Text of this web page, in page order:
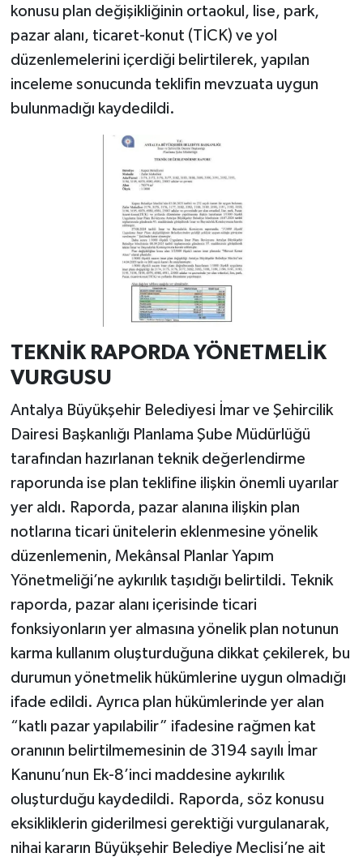
konusu plan değişikliğinin ortaokul, lise, park,
pazar alanı, ticaret-konut (TİCK) ve yol
düzenlemelerini içerdiği belirtilerek, yapılan
inceleme sonucunda teklifin mevzuata uygun
bulunmadığı kaydedildi.
TEKNİK RAPORDA YÖNETMELİK
VURGUSU
Antalya Büyükşehir Belediyesi İmar ve Şehircilik
Dairesi Başkanlığı Planlama Şube Müdürlüğü
tarafından hazırlanan teknik değerlendirme
raporunda ise plan teklifine ilişkin önemli uyarılar
yer aldı. Raporda, pazar alanına ilişkin plan
notlarına ticari ünitelerin eklenmesine yönelik
düzenlemenin, Mekânsal Planlar Yapım
Yönetmeliği’ne aykırılık taşıdığı belirtildi. Teknik
raporda, pazar alanı içerisinde ticari
fonksiyonların yer almasına yönelik plan notunun
karma kullanım oluşturduğuna dikkat çekilerek, bu
durumun yönetmelik hükümlerine uygun olmadığı
ifade edildi. Ayrıca plan hükümlerinde yer alan
“katlı pazar yapılabilir” ifadesine rağmen kat
oranının belirtilmemesinin de 3194 sayılı İmar
Kanunu’nun Ek-8’inci maddesine aykırılık
oluşturduğu kaydedildi. Raporda, söz konusu
eksikliklerin giderilmesi gerektiği vurgulanarak,
nihai kararın Büyükşehir Belediye Meclisi’ne ait